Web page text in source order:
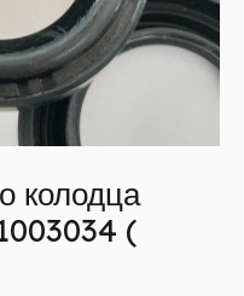
колодца
(